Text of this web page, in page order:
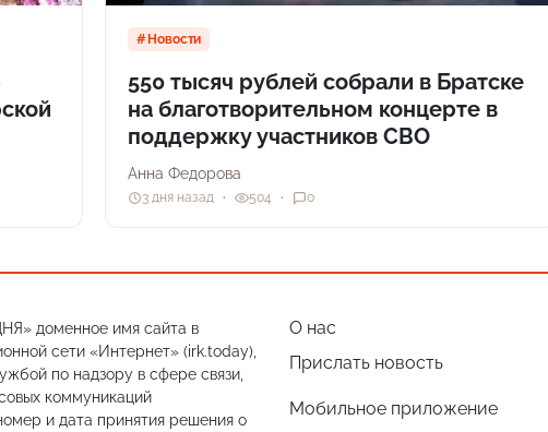
Новости
550 тысяч рублей собрали в Братске
на благотворительном концерте в
поддержку участников СВО
Анна Федорова
3 дня назад 504 0
доменное имя сайта в
сети «Интернет» (irk.today),
по надзору в сфере связи,
коммуникаций
и дата принятия решения о
О нас
Прислать новость
Мобильное приложение